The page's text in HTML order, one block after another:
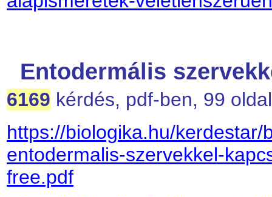
Entodermális
6169 kérdés, pdf-ben, 99
https://biologika.hu/
entodermalis-szervekkel-
free.pdf